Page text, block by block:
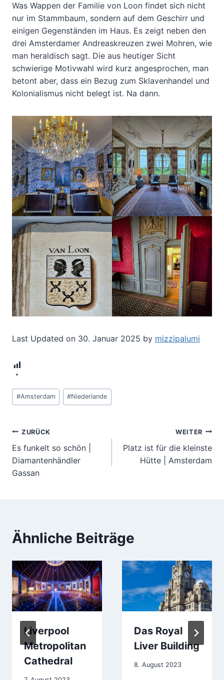
Was Wappen der Familie von Loon findet sich nicht
nur im Stammbaum, sondern auf dem Geschirr und
einigen Gegenständen im Haus. Es zeigt neben den
drei Amsterdamer Andreaskreuzen zwei Mohren, wie
man heraldisch sagt. Die aus heutiger Sicht
schwierige Motivwahl wird kurz angesprochen, man
betont aber, dass ein Bezug zum Sklavenhandel und
Kolonialismus nicht belegt ist. Na dann.
Last Updated on 30. Januar 2025 by mizzipalumi
Schlagworte:
#Amsterdam #Niederlande
Beitragsnavigation
ZURÜCK
Es funkelt so schön |
Diamantenhändler
Gassan
WEITER
Platz ist für die kleinste
Hütte | Amsterdam
Ähnliche Beiträge
Liverpool
Metropolitan
Cathedral
Das Royal
Liver Building
8. August 2023